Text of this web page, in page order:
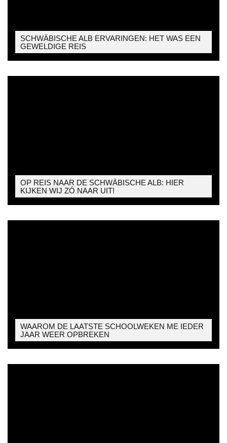
SCHWÄBISCHE ALB ERVARINGEN: HET WAS EEN
GEWELDIGE REIS
OP REIS NAAR DE SCHWÄBISCHE ALB: HIER
KIJKEN WIJ ZÓ NAAR UIT!
WAAROM DE LAATSTE SCHOOLWEKEN ME IEDER
JAAR WEER OPBREKEN